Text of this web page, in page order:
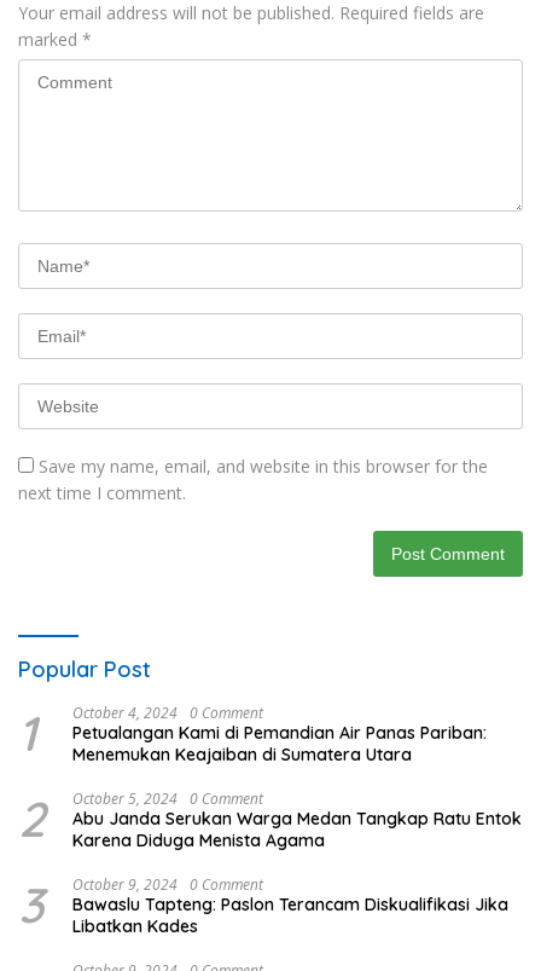
Your email address will not be published. Required fields are
marked *
Save my name, email, and website in this browser for the
next time I comment.
Popular Post
1 October 4, 2024 0 Comment
Petualangan Kami di Pemandian Air Panas Pariban:
Menemukan Keajaiban di Sumatera Utara
2 October 5, 2024 0 Comment
Abu Janda Serukan Warga Medan Tangkap Ratu Entok
Karena Diduga Menista Agama
3 October 9, 2024 0 Comment
Bawaslu Tapteng: Paslon Terancam Diskualifikasi Jika
Libatkan Kades